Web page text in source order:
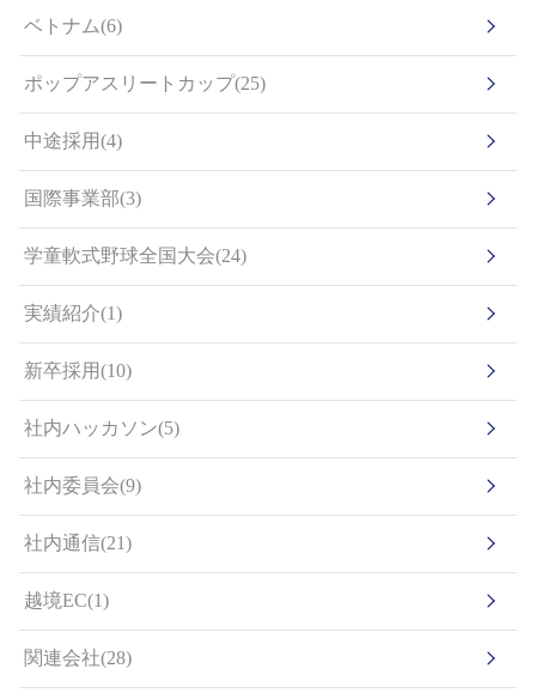
ベトナム(6)
ポップアスリートカップ(25)
中途採用(4)
国際事業部(3)
学童軟式野球全国大会(24)
実績紹介(1)
新卒採用(10)
社内ハッカソン(5)
社内委員会(9)
社内通信(21)
越境EC(1)
関連会社(28)